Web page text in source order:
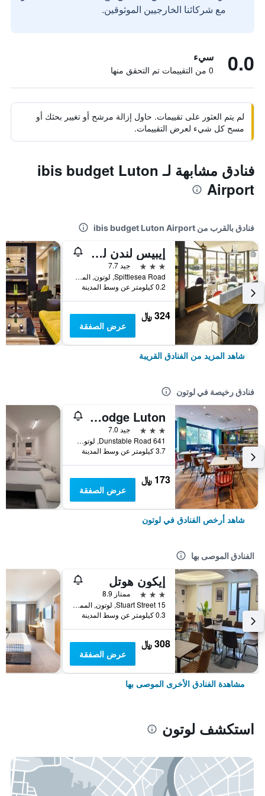
مع شركائنا الخارجيين الموثوقين.
0.0 سيء
0 من التقييمات تم التحقق منها
لم يتم العثور على تقييمات. حاول إزالة مرشح أو تغيير بحثك أو
مسح كل شيء لعرض التقييمات.
فنادق مشابهة لـ ibis budget Luton
Airport
فنادق بالقرب من ibis budget Luton Airport
إيبيس لندن لوتون إيربورت
3 نجوم
جيد 7.7
Spittlesea Road, لوتون, المملكة المتحدة
0.2 كيلومتر عن وسط المدينة
324 ﷼
عرض الصفقة
شاهد المزيد من الفنادق القريبة
فنادق رخيصة في لوتون
Travelodge Luton
3 نجوم
جيد 7.0
641 Dunstable Road, لوتون, المملكة المتحدة
3.7 كيلومتر عن وسط المدينة
173 ﷼
عرض الصفقة
شاهد أرخص الفنادق في لوتون
الفنادق الموصى بها
إيكون هوتل
3 نجوم
ممتاز 8.9
15 Stuart Street, لوتون, المملكة المتحدة
0.3 كيلومتر عن وسط المدينة
308 ﷼
عرض الصفقة
مشاهدة الفنادق الأخرى الموصى بها
استكشف لوتون